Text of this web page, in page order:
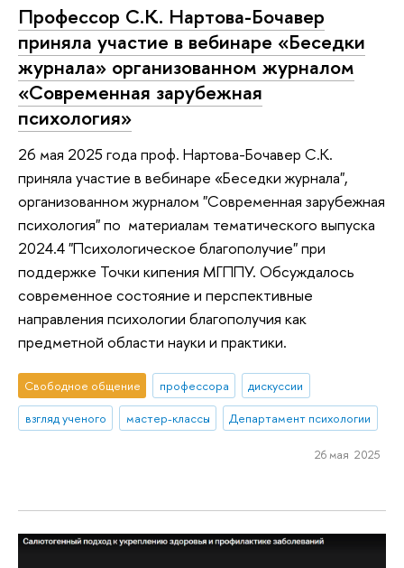
Профессор С.К. Нартова-Бочавер
приняла участие в вебинаре «Беседки
журнала» организованном журналом
«Современная зарубежная
психология»
26 мая 2025 года проф. Нартова-Бочавер С.К.
приняла участие в вебинаре «Беседки журнала",
организованном журналом "Современная зарубежная
психология" по материалам тематического выпуска
2024.4 "Психологическое благополучие" при
поддержке Точки кипения МГППУ. Обсуждалось
современное состояние и перспективные
направления психологии благополучия как
предметной области науки и практики.
Свободное общение профессора
дискуссии
взгляд ученого
мастер-классы Департамент психологии
26 мая 2025